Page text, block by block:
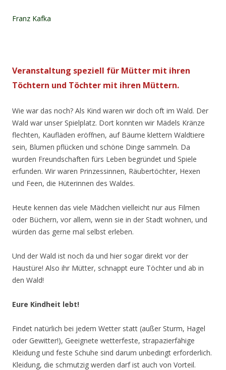
Franz Kafka
Veranstaltung speziell für Mütter mit ihren
Töchtern und Töchter mit ihren Müttern.
Wie war das noch? Als Kind waren wir doch oft im Wald. Der
Wald war unser Spielplatz. Dort konnten wir Mädels Kränze
flechten, Kaufläden eröffnen, auf Bäume klettern Waldtiere
sein, Blumen pflücken und schöne Dinge sammeln. Da
wurden Freundschaften fürs Leben begründet und Spiele
erfunden. Wir waren Prinzessinnen, Räubertöchter, Hexen
und Feen, die Hüterinnen des Waldes.
Heute kennen das viele Mädchen vielleicht nur aus Filmen
oder Büchern, vor allem, wenn sie in der Stadt wohnen, und
würden das gerne mal selbst erleben.
Und der Wald ist noch da und hier sogar direkt vor der
Haustüre! Also ihr Mütter, schnappt eure Töchter und ab in
den Wald!
Eure Kindheit lebt!
Findet natürlich bei jedem Wetter statt (außer Sturm, Hagel
oder Gewitter!), Geeignete wetterfeste, strapazierfähige
Kleidung und feste Schuhe sind darum unbedingt erforderlich.
Kleidung, die schmutzig werden darf ist auch von Vorteil.